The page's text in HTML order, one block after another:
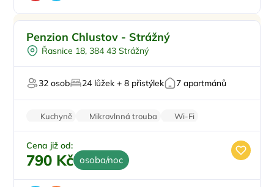
Dětské hřiště
Sauna
U lesa
Penzion Chlustov - Strážný
Řasnice 18, 384 43 Strážný
32 osob 24 lůžek + 8 přistýlek 7 apartmánů
Kuchyně Mikrovlnná trouba
Wi-Fi
Sprchový kout
Balkon/terasa
Cena již od:
790 Kč osoba/noc